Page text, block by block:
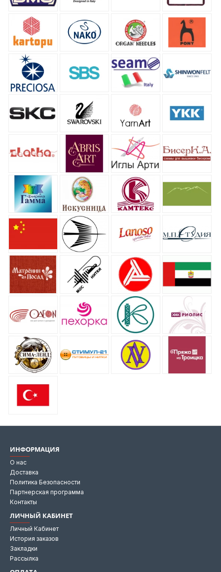
ИНФОРМАЦИЯ
О нас
Доставка
Политика Безопасности
Партнерская программа
Контакты
ЛИЧНЫЙ КАБИНЕТ
Личный Кабинет
История заказов
Закладки
Рассылка